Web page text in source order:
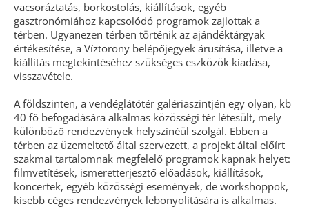
vacsoráztatás, borkostolás, kiállítások, egyéb
gasztronómiához kapcsolódó programok zajlottak a
térben. Ugyanezen térben történik az ajándéktárgyak
értékesítése, a Víztorony belépőjegyek árusítása, illetve a
kiállítás megtekintéséhez szükséges eszközök kiadása,
visszavétele.
A földszinten, a vendéglátótér galériaszintjén egy olyan, kb
40 fő befogadására alkalmas közösségi tér létesült, mely
különböző rendezvények helyszínéül szolgál. Ebben a
térben az üzemeltető által szervezett, a projekt által előírt
szakmai tartalomnak megfelelő programok kapnak helyet:
filmvetítések, ismeretterjesztő előadások, kiállítások,
koncertek, egyéb közösségi események, de workshoppok,
kisebb céges rendezvények lebonyolítására is alkalmas.